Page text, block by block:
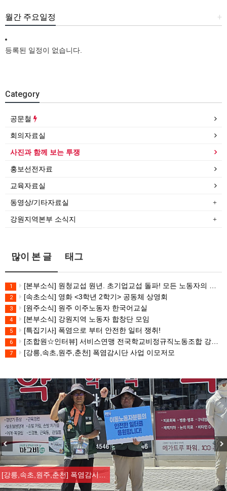
+
월간 주요일정
등록된 일정이 없습니다.
Category
공문철
회의자료실
사진과 함께 보는 투쟁
홍보선전자료
교육자료실
동영상/기타자료실
강원지역본부 소식지
많이 본 글 태그
1 [본부소식] 원청교섭 원년. 초기업교섭 돌파! 모든 노동자의 노동기본권 쟁취! 민주노총 7.15 총파업대회
2 [속초소식] 영화 <3학년 2학기> 공동체 상영회
3 [원주소식] 원주 이주노동자 한국어교실
4 [본부소식] 강원지역 노동자 합창단 모임
5 [특집기사] 폭염으로 부터 안전한 일터 쟁취!
6 [조합원☆인터뷰] 서비스연맹 전국학교비정규직노동조합 강원지부 김유미 춘천지회장
7 [강릉,속초,원주,춘천] 폭염감시단 사업 이모저모
[강릉,속초,원주,춘천] 폭염감시…